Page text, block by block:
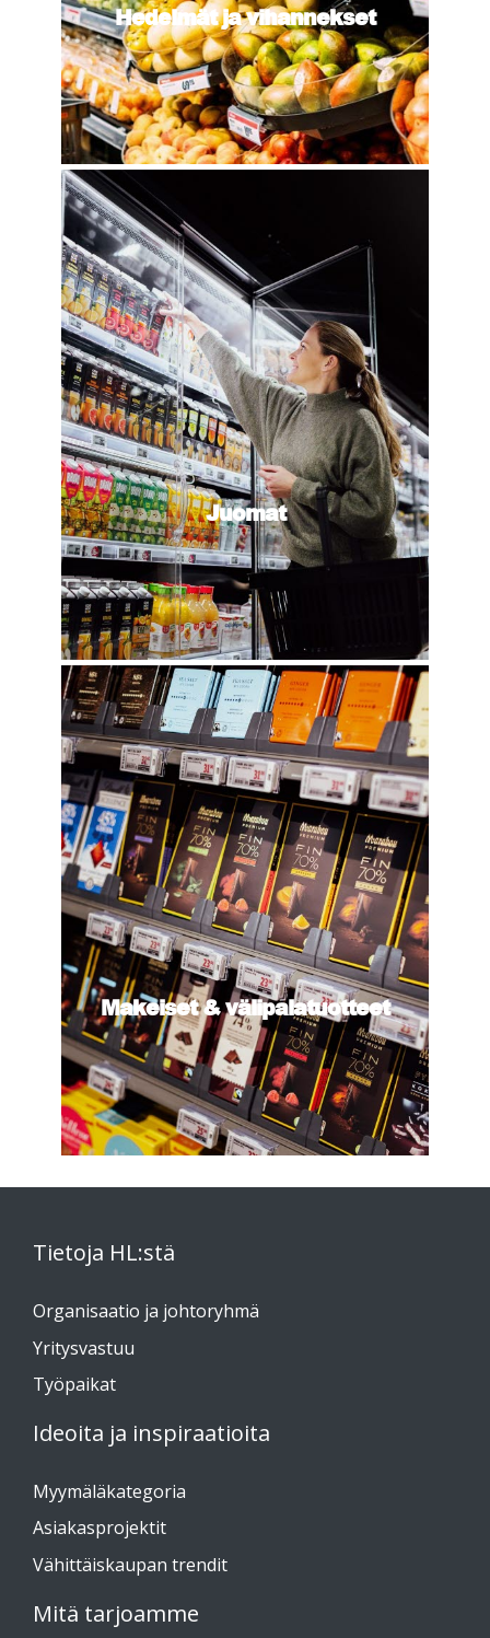
Hedelmät ja vihannekset
Juomat
Makeiset & välipalatuotteet
Tietoja HL:stä
Organisaatio ja johtoryhmä
Yritysvastuu
Työpaikat
Ideoita ja inspiraatioita
Myymäläkategoria
Asiakasprojektit
Vähittäiskaupan trendit
Mitä tarjoamme